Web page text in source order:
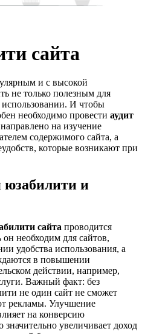
сайта
и с высокой
не только полезным для
И чтобы
необходимо провести аудит
на изучение
содержимого сайта, а
которые возникают при
и
сайта проводится
необходим для сайтов,
удобства использования, а
в повышении
действии, например,
Важный факт: без
не один сайт не сможет
рекламы. Улучшение
на конверсию
значительно увеличивает доход